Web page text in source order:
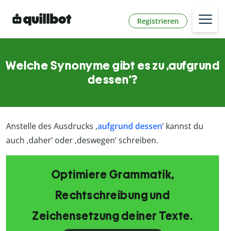
Registrieren
Welche Synonyme gibt es zu ‚aufgrund
dessen‘?
Anstelle des Ausdrucks ‚aufgrund dessen‘ kannst du
auch ‚daher‘ oder ‚deswegen‘ schreiben.
Optimiere Grammatik,
Rechtschreibung und
Zeichensetzung deiner Texte.